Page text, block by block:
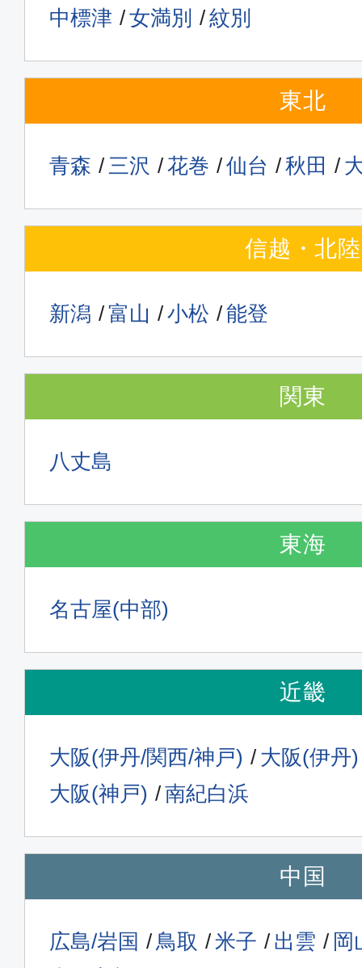
16:00
ANA073 17:00
ANA075
エコノミー
東京(羽田)
18:00
札幌(
ADO039
札幌(
SKY717
普通席
札幌(
SKY719 14:35
札幌(新千
SKY723
普通席
16:55
札幌(新千
歳)
中標津 女満別 紋別
東北
青森 三沢 花巻 仙台 秋田
信越・北陸
新潟 富山 小松 能登
関東
八丈島
東海
名古屋(中部)
近畿
大阪(伊丹/関西/神戸)
大阪(伊丹)
大阪(神戸)
南紀白浜
中国
広島/岩国 鳥取 米子 出雲
岡